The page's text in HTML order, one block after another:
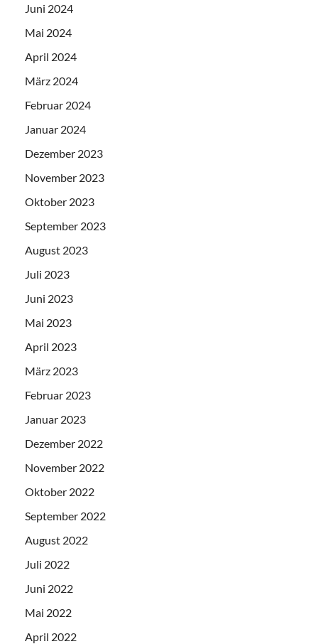
Juni 2024
Mai 2024
April 2024
März 2024
Februar 2024
Januar 2024
Dezember 2023
November 2023
Oktober 2023
September 2023
August 2023
Juli 2023
Juni 2023
Mai 2023
April 2023
März 2023
Februar 2023
Januar 2023
Dezember 2022
November 2022
Oktober 2022
September 2022
August 2022
Juli 2022
Juni 2022
Mai 2022
April 2022